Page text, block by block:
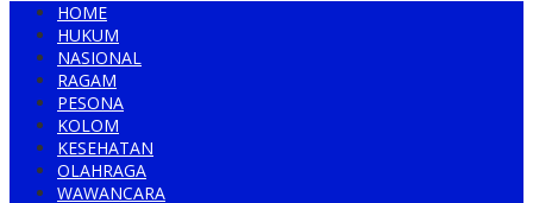
HOME
HUKUM
NASIONAL
RAGAM
PESONA
KOLOM
KESEHATAN
OLAHRAGA
WAWANCARA